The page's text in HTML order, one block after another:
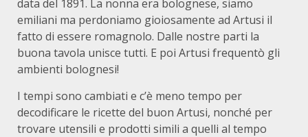
data del 1891. La nonna era bolognese, siamo
emiliani ma perdoniamo gioiosamente ad Artusi il
fatto di essere romagnolo. Dalle nostre parti la
buona tavola unisce tutti. E poi Artusi frequentò gli
ambienti bolognesi!
I tempi sono cambiati e c’è meno tempo per
decodificare le ricette del buon Artusi, nonché per
trovare utensili e prodotti simili a quelli al tempo